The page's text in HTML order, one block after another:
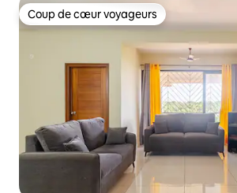
Coup de cœur voyageurs
Coup de cœur voyageurs